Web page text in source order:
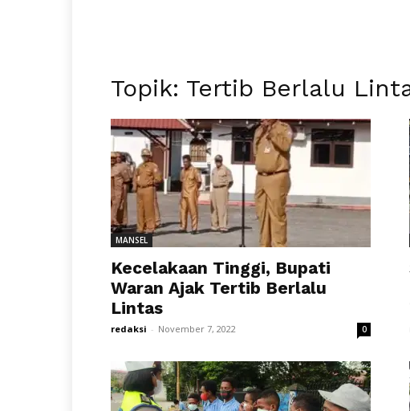
Topik: Tertib Berlalu
MANSEL
Kecelakaan Tinggi, Bupati
Waran Ajak Tertib Berlalu
Lintas
redaksi - November 7, 2022 0